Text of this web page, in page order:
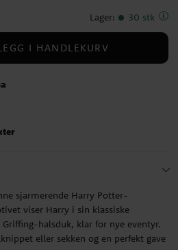
Lager: 30 stk
I HANDLEKURV
sjarmerende Harry Potter-
viser Harry i sin klassiske
halsduk, klar for nye eventyr.
eller sekken og en perfekt gave